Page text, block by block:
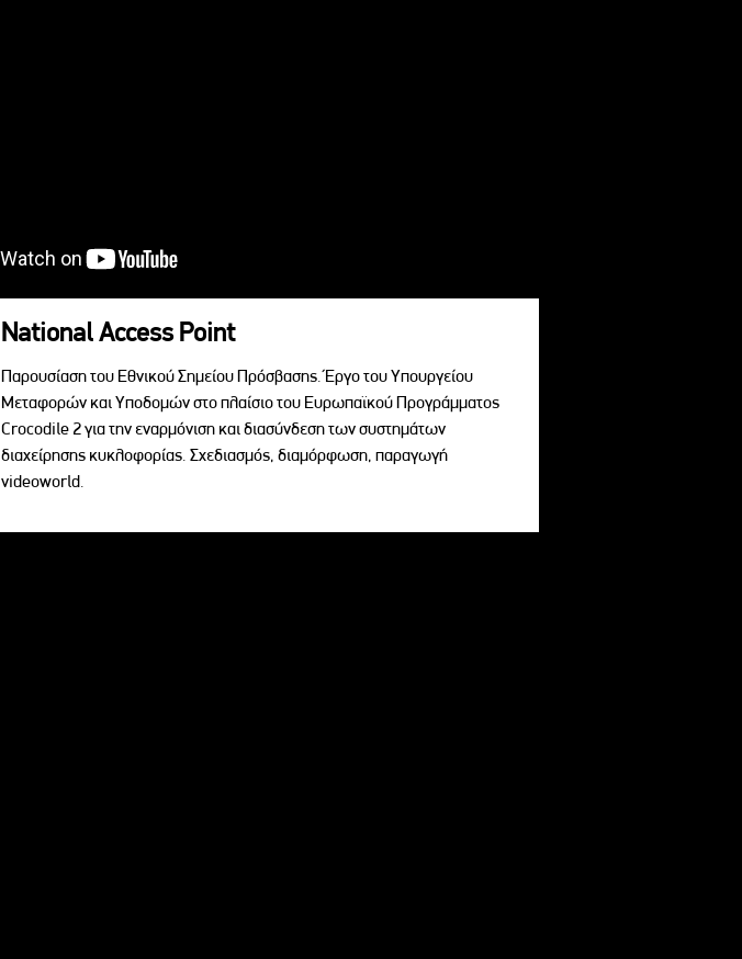
National Access Point
Παρουσίαση του Εθνικού Σημείου Πρόσβασης. Έργο του Υπουργείου
Μεταφορών και Υποδομών στο πλαίσιο του Ευρωπαϊκού Προγράμματος
Crocodile 2 για την εναρμόνιση και διασύνδεση των συστημάτων
διαχείρησης κυκλοφορίας. Σχεδιασμός, διαμόρφωση, παραγωγή
videoworld.